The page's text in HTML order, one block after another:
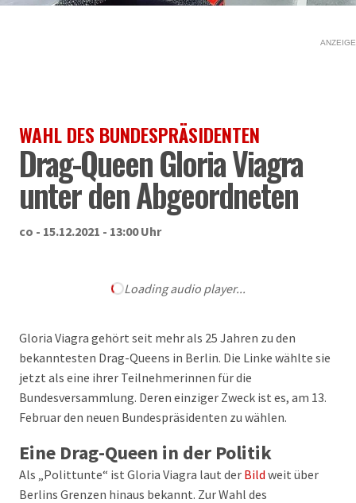
ANZEIGE
WAHL DES BUNDESPRÄSIDENTEN
Drag-Queen Gloria Viagra
unter den Abgeordneten
co - 15.12.2021 - 13:00 Uhr
Loading audio player...
Gloria Viagra gehört seit mehr als 25 Jahren zu den
bekanntesten Drag-Queens in Berlin. Die Linke wählte sie
jetzt als eine ihrer Teilnehmerinnen für die
Bundesversammlung. Deren einziger Zweck ist es, am 13.
Februar den neuen Bundespräsidenten zu wählen.
Eine Drag-Queen in der Politik
Als „Polittunte“ ist Gloria Viagra laut der Bild weit über
Berlins Grenzen hinaus bekannt. Zur Wahl des